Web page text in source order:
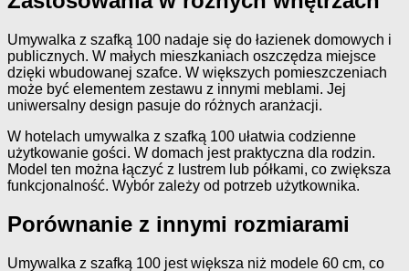
Umywalka z szafką 100 nadaje się do łazienek domowych i
publicznych. W małych mieszkaniach oszczędza miejsce
dzięki wbudowanej szafce. W większych pomieszczeniach
może być elementem zestawu z innymi meblami. Jej
uniwersalny design pasuje do różnych aranżacji.
W hotelach umywalka z szafką 100 ułatwia codzienne
użytkowanie gości. W domach jest praktyczna dla rodzin.
Model ten można łączyć z lustrem lub półkami, co zwiększa
funkcjonalność. Wybór zależy od potrzeb użytkownika.
Porównanie z innymi rozmiarami
Umywalka z szafką 100 jest większa niż modele 60 cm, co